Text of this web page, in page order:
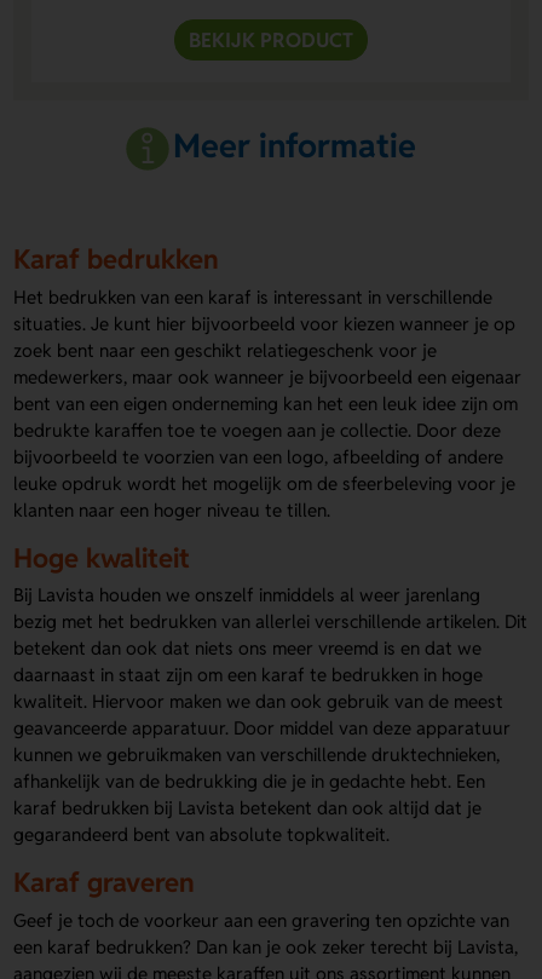
BEKIJK PRODUCT
Meer informatie
Karaf bedrukken
Het bedrukken van een karaf is interessant in verschillende
situaties. Je kunt hier bijvoorbeeld voor kiezen wanneer je op
zoek bent naar een geschikt relatiegeschenk voor je
medewerkers, maar ook wanneer je bijvoorbeeld een eigenaar
bent van een eigen onderneming kan het een leuk idee zijn om
bedrukte karaffen toe te voegen aan je collectie. Door deze
bijvoorbeeld te voorzien van een logo, afbeelding of andere
leuke opdruk wordt het mogelijk om de sfeerbeleving voor je
klanten naar een hoger niveau te tillen.
Hoge kwaliteit
Bij Lavista houden we onszelf inmiddels al weer jarenlang
bezig met het bedrukken van allerlei verschillende artikelen. Dit
betekent dan ook dat niets ons meer vreemd is en dat we
daarnaast in staat zijn om een karaf te bedrukken in hoge
kwaliteit. Hiervoor maken we dan ook gebruik van de meest
geavanceerde apparatuur. Door middel van deze apparatuur
kunnen we gebruikmaken van verschillende druktechnieken,
afhankelijk van de bedrukking die je in gedachte hebt. Een
karaf bedrukken bij Lavista betekent dan ook altijd dat je
gegarandeerd bent van absolute topkwaliteit.
Karaf graveren
Geef je toch de voorkeur aan een gravering ten opzichte van
een karaf bedrukken? Dan kan je ook zeker terecht bij Lavista,
aangezien wij de meeste karaffen uit ons assortiment kunnen